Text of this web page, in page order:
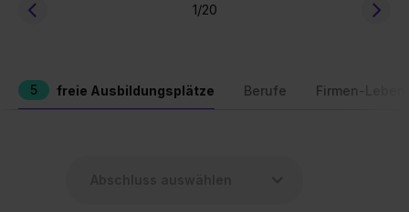
1/20
5 freie Ausbildungsplätze Berufe Firmen-